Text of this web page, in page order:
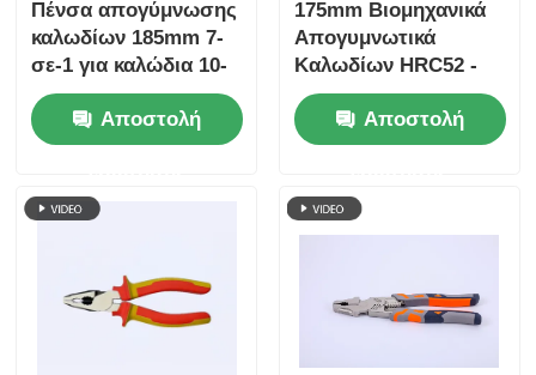
Πένσα απογύμνωσης
καλωδίων 185mm 7-
σε-1 για καλώδια 10-
22 AWG
Αποστολή
175mm Βιομηχανικά
Απογυμνωτικά
Καλωδίων HRC52 -
Συμπαγές
Πολυεργαλείο
Αποστολή